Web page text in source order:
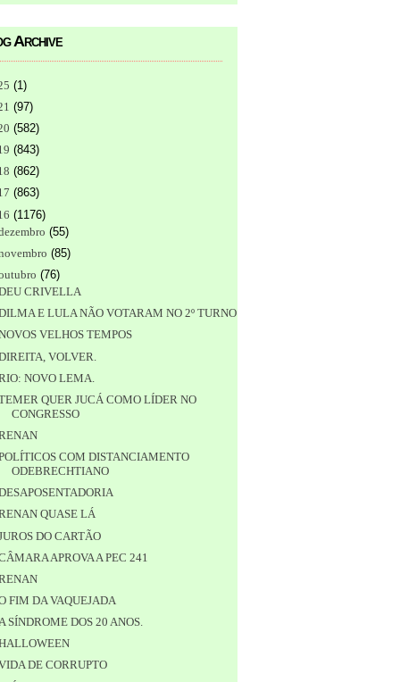
Archive
(1 )
(97)
(582)
(843)
(862)
(863)
(1176)
(55)
(85)
(76)
CRIVELLA
E LULA NÃO VOTARAM NO 2º TURNO
VELHOS TEMPOS
VOLVER.
NOVO LEMA.
QUER JUCÁ COMO LÍDER NO
CONGRESSO
COM DISTANCIAMENTO
ODEBRECHTIANO
QUASE LÁ
DO CARTÃO
APROVA A PEC 241
FIM DA VAQUEJADA
SÍNDROME DOS 20 ANOS.
DE CORRUPTO